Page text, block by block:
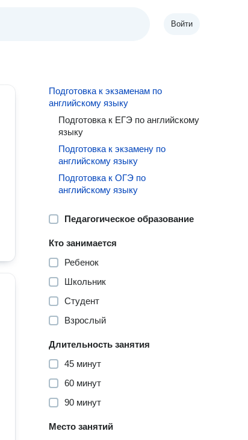
Войти
Подготовка к экзаменам по
английскому языку
Подготовка к ЕГЭ по английскому
языку
Подготовка к экзамену по
английскому языку
Подготовка к ОГЭ по
английскому языку
Педагогическое образование
Кто занимается
Ребенок
Школьник
Студент
Взрослый
Длительность занятия
45 минут
60 минут
90 минут
Место занятий